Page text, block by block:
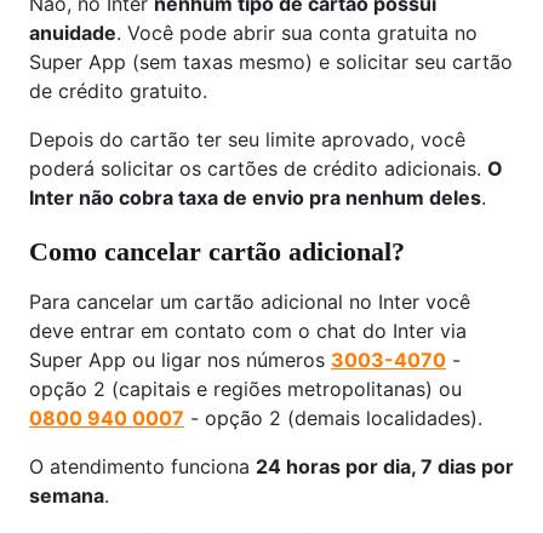
anuidade. Você pode abrir sua conta gratuita no
Super App (sem taxas mesmo) e solicitar seu cartão
de crédito gratuito.
Depois do cartão ter seu limite aprovado, você
poderá solicitar os cartões de crédito adicionais. O
Inter não cobra taxa de envio pra nenhum deles.
Como cancelar cartão adicional?
Para cancelar um cartão adicional no Inter você
deve entrar em contato com o chat do Inter via
Super App ou ligar nos números 3003-4070 -
opção 2 (capitais e regiões metropolitanas) ou
0800 940 0007 - opção 2 (demais localidades).
O atendimento funciona 24 horas por dia, 7 dias por
semana.